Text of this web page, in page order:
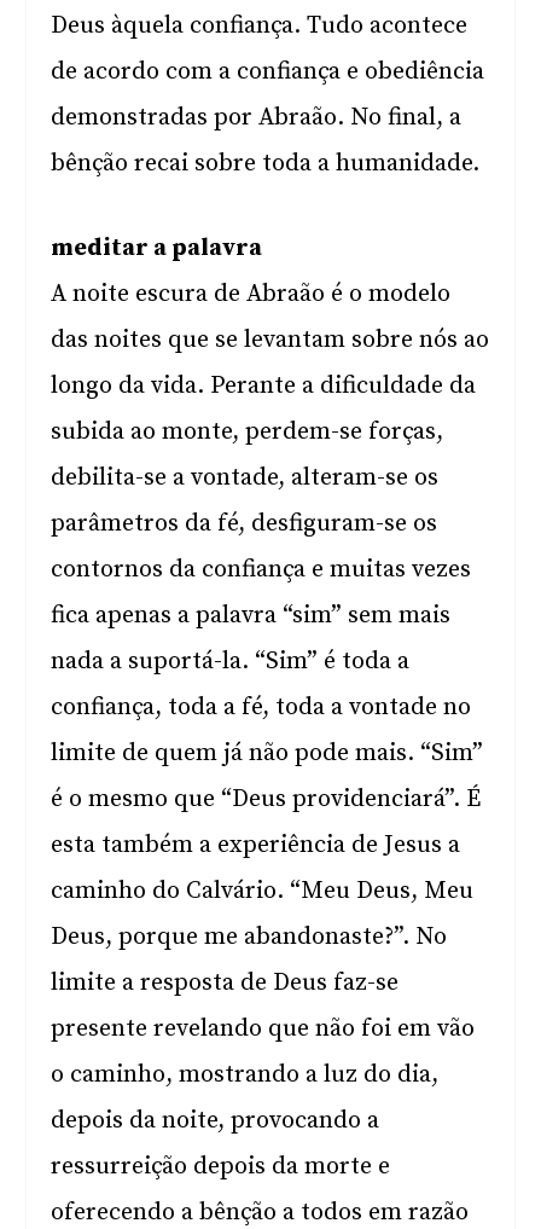
Deus àquela confiança. Tudo acontece
de acordo com a confiança e obediência
demonstradas por Abraão. No final, a
bênção recai sobre toda a humanidade.
meditar a palavra
A noite escura de Abraão é o modelo
das noites que se levantam sobre nós ao
longo da vida. Perante a dificuldade da
subida ao monte, perdem-se forças,
debilita-se a vontade, alteram-se os
parâmetros da fé, desfiguram-se os
contornos da confiança e muitas vezes
fica apenas a palavra “sim” sem mais
nada a suportá-la. “Sim” é toda a
confiança, toda a fé, toda a vontade no
limite de quem já não pode mais. “Sim”
é o mesmo que “Deus providenciará”. É
esta também a experiência de Jesus a
caminho do Calvário. “Meu Deus, Meu
Deus, porque me abandonaste?”. No
limite a resposta de Deus faz-se
presente revelando que não foi em vão
o caminho, mostrando a luz do dia,
depois da noite, provocando a
ressurreição depois da morte e
oferecendo a bênção a todos em razão